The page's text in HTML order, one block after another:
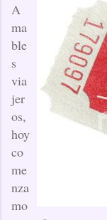
A
ma
ble
s
via
jer
os,
hoy
co
me
nza
mo